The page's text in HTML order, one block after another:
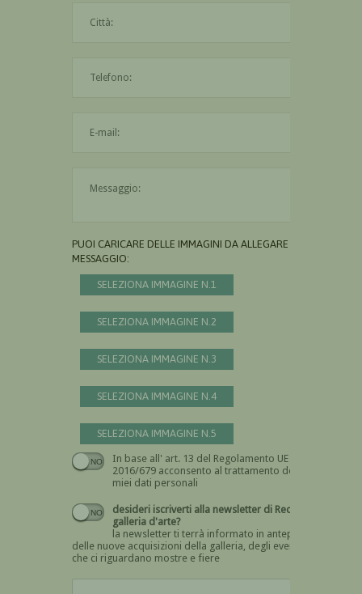
PUOI CARICARE DELLE IMMAGINI DA ALLEGARE AL
MESSAGGIO:
SELEZIONA IMMAGINE N.1
SELEZIONA IMMAGINE N.2
SELEZIONA IMMAGINE N.3
SELEZIONA IMMAGINE N.4
SELEZIONA IMMAGINE N.5
In base all' art. 13 del Regolamento UE n.
2016/679 acconsento al trattamento dei
miei dati personali
Devi dare il consenso
desideri iscriverti alla newsletter di Recta
galleria d'arte?
la newsletter ti terrà informato in anteprima
delle nuove acquisizioni della galleria, degli eventi
che ci riguardano mostre e fiere